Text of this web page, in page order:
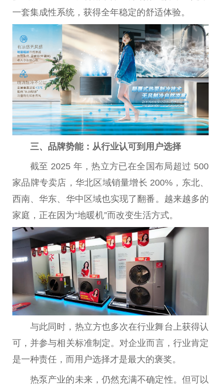
一套集成性系统，获得全年稳定的舒适体验。
三、品牌势能：从行业认可到用户选择
截至 2025 年，热立方已在全国布局超过 500
家品牌专卖店，华北区域销量增长 200%，东北、
西南、华东、华中区域也实现了翻番。越来越多的
家庭，正在因为“地暖机”而改变生活方式。
与此同时，热立方也多次在行业舞台上获得认
可，并参与相关标准制定。对企业而言，行业肯定
是一种责任，而用户选择才是最大的褒奖。
热泵产业的未来，仍然充满不确定性。但可以